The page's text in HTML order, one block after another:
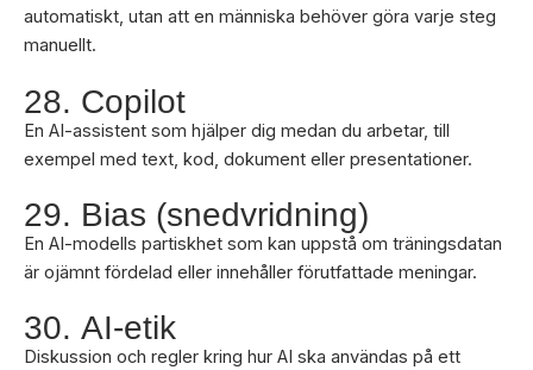
automatiskt, utan att en människa behöver göra varje steg
manuellt.
28. Copilot
En AI-assistent som hjälper dig medan du arbetar, till
exempel med text, kod, dokument eller presentationer.
29. Bias (snedvridning)
En AI-modells partiskhet som kan uppstå om träningsdatan
är ojämnt fördelad eller innehåller förutfattade meningar.
30. AI-etik
Diskussion och regler kring hur AI ska användas på ett